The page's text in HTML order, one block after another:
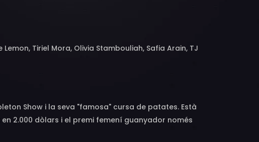
Tiriel Mora, Olivia Stambouliah, Safia Arain, TJ
Ryan, Nicole Robinson, Olivia Suleimon
Show i la seva "famosa" cursa de patates. Està
2.000 dòlars i el premi femení guanyador només